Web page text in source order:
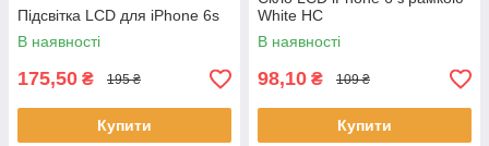
Підсвітка LCD для iPhone 6s
В наявності
175,50 ₴ 195 ₴
Купити
White HC
В наявності
98,10 ₴ 109 ₴
Купити